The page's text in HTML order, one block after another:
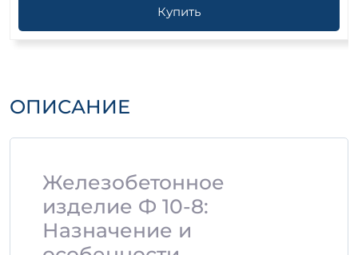
Купить
ОПИСАНИЕ
Железобетонное
изделие Ф 10-8:
Назначение и